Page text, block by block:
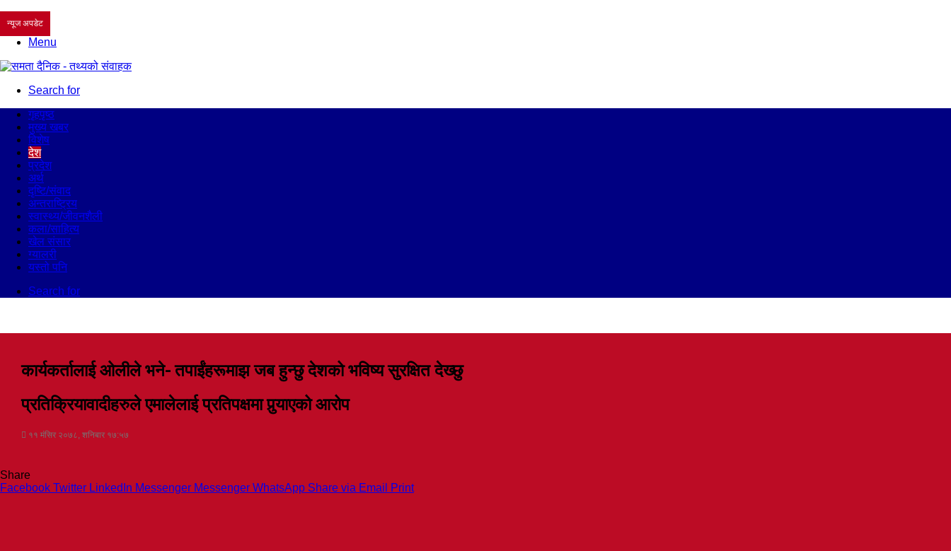
न्यूज अपडेट
Menu
Search for
गृहपृष्ठ
मुख्य खबर
विशेष
देश
प्रदेश
अर्थ
दृष्टि/संवाद
अन्तराष्ट्रिय
स्वास्थ्य/जीवनशैली
कला/साहित्य
खेल संसार
ग्यालरी
यस्तो पनि
Search for
कार्यकर्तालाई ओलीले भने- तपाईंहरूमाझ जब हुन्छु देशको भविष्य सुरक्षित देख्छु
प्रतिक्रियावादीहरुले एमालेलाई प्रतिपक्षमा पुर्‍याएको आरोप
११ मंसिर २०७८, शनिबार १७:५७
Share
Facebook Twitter LinkedIn Messenger Messenger WhatsApp Share via Email Print